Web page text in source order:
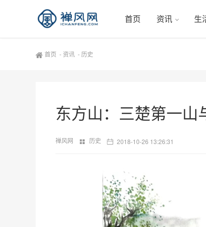
首页 资讯 生
首页 - 资讯 - 历史
东方山：三楚第一山
禅风网 历史 2018-10-26 13:26:31